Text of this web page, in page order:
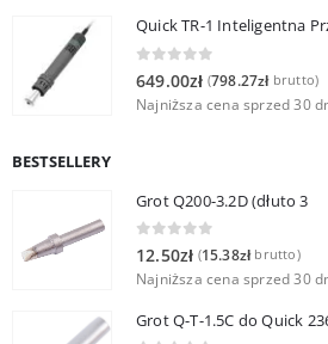
Quick TR-1 Inteligentna
649.00zł (798.27złbrutto)
Najniższa cena sprzed 30
BESTSELLERY
Grot Q200-3.2D (dłuto 3
0out of 5
12.50zł (15.38złbrutto)
Najniższa cena sprzed 30